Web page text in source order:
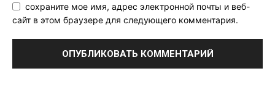
сохраните мое имя, адрес электронной почты и веб-
сайт в этом браузере для следующего комментария.